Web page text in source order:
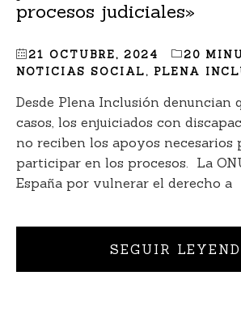
procesos judiciales»
21 OCTUBRE, 2024 20
NOTICIAS SOCIAL, PLENA
Desde Plena Inclusión denuncian
casos, los enjuiciados con
no reciben los apoyos necesarios
participar en los procesos. La
España por vulnerar el derecho a
SEGUIR